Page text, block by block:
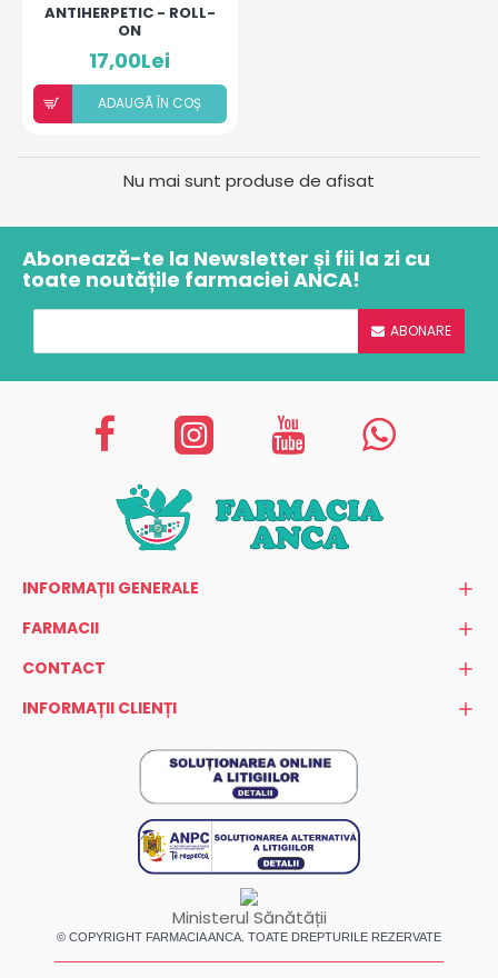
ANTIHERPETIC - ROLL-
ON
17,00Lei
ADAUGÃ ÎN COȘ
Nu mai sunt produse de afisat
Abonează-te la Newsletter și fii la zi cu
toate noutățile farmaciei ANCA!
ABONARE
INFORMAȚII GENERALE
FARMACII
CONTACT
INFORMAȚII CLIENȚI
Ministerul Sănătății
© COPYRIGHT FARMACIA ANCA. TOATE DREPTURILE REZERVATE